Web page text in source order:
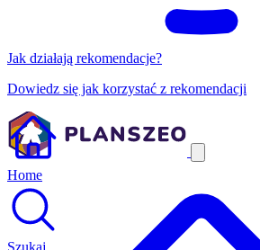
Jak działają rekomendacje?
Dowiedz się jak korzystać z rekomendacji
Home
Szukaj